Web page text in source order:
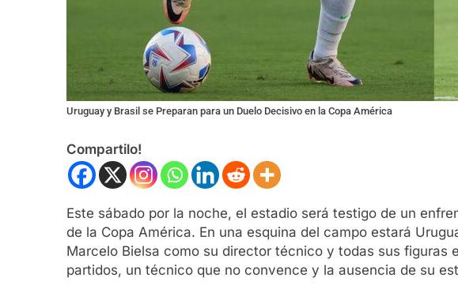
Uruguay y Brasil se Preparan para un Duelo Decisivo en la Copa América
Compartilo!
Este sábado por la noche, el estadio será testigo de un
de la Copa América. En una esquina del campo estará
Marcelo Bielsa como su director técnico y todas sus figuras
partidos, un técnico que no convence y la ausencia de su